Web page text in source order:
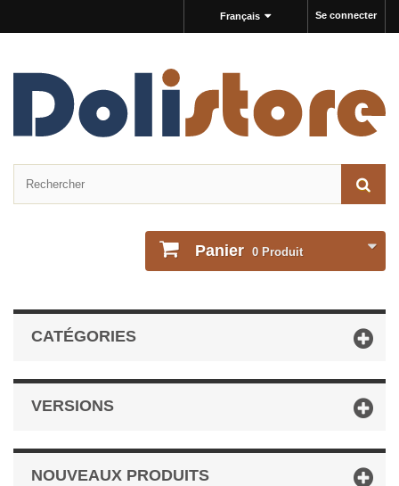
Se connecter
Français
Panier 0 Produit
CATÉGORIES
VERSIONS
NOUVEAUX PRODUITS